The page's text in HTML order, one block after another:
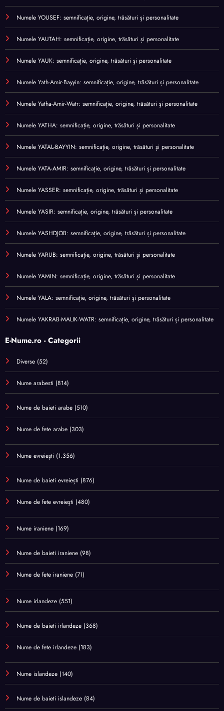
Numele YOUSEF: semnificație, origine, trăsături și personalitate
Numele YAUTAH: semnificație, origine, trăsături și personalitate
Numele YAUK: semnificație, origine, trăsături și personalitate
Numele Yath-Amir-Bayyin: semnificație, origine, trăsături și personalitate
Numele Yatha-Amir-Watr: semnificație, origine, trăsături și personalitate
Numele YATHA: semnificație, origine, trăsături și personalitate
Numele YATAL-BAYYIN: semnificație, origine, trăsături și personalitate
Numele YATA-AMIR: semnificație, origine, trăsături și personalitate
Numele YASSER: semnificație, origine, trăsături și personalitate
Numele YASIR: semnificație, origine, trăsături și personalitate
Numele YASHDJOB: semnificație, origine, trăsături și personalitate
Numele YARUB: semnificație, origine, trăsături și personalitate
Numele YAMIN: semnificație, origine, trăsături și personalitate
Numele YALA: semnificație, origine, trăsături și personalitate
Numele YAKRAB-MALIK-WATR: semnificație, origine, trăsături și personalitate
E-Nume.ro - Categorii
Diverse (52)
Nume arabesti (814)
Nume de baieti arabe (510)
Nume de fete arabe (303)
Nume evreiești (1.356)
Nume de baieti evreiești (876)
Nume de fete evreiești (480)
Nume iraniene (169)
Nume de baieti iraniene (98)
Nume de fete iraniene (71)
Nume irlandeze (551)
Nume de baieti irlandeze (368)
Nume de fete irlandeze (183)
Nume islandeze (140)
Nume de baieti islandeze (84)